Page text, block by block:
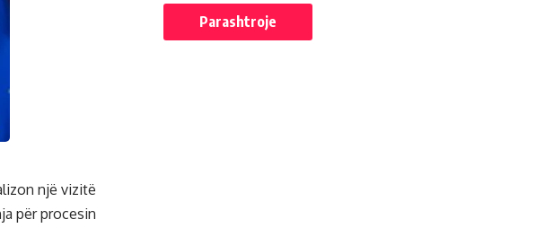
një vizitë
për procesin